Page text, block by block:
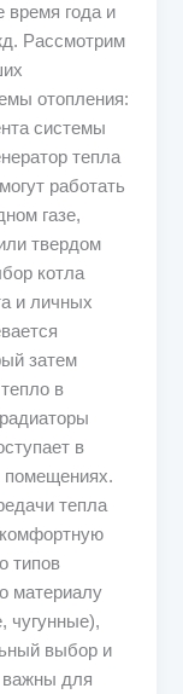
время года и
Рассмотрим
отопления:
системы
тепла
работать
газе,
твердом
котла
и личных
затем
в
в
помещениях.
тепла
типов
материалу
чугунные),
выбор и
важны для